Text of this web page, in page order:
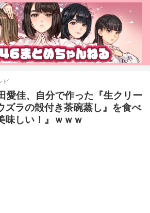
ビ
愛佳、自分で作った『生クリー
ズラの殻付き茶碗蒸し』を食べ
味しい！』ｗｗｗ